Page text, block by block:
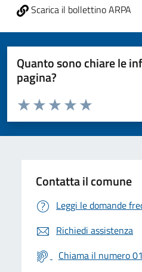
Scarica il bollettino ARPA
Quanto sono chiare le
pagina?
Valuta da 1 a 5 stelle la pagina
Valuta 5 stelle
Valuta 4 stelle su 5
Valuta 3 stelle su 5
Valuta 2 stelle su 5
Valuta 1 stelle su 5
Contatta il comune
Leggi le domande
Richiedi assistenza
Chiama il numero